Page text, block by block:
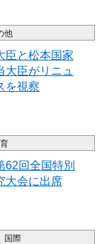
他
臣と松本国家
大臣がリニュ
を視察
62回全国特別
大会に出席
国際